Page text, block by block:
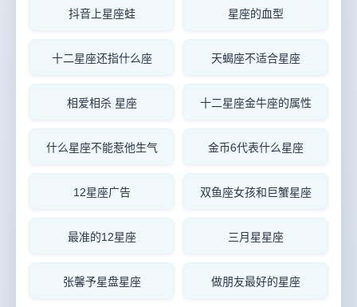
抖音上星座蛙 星座的血型
十二星座还指什么座 天蝎座不适合星座
相爱相杀 星座 十二星座金牛座的属性
什么星座不能惹他生气 金币6代表什么星座
12星座广告 双鱼座女孩和巨蟹星座
最准的12星座 三月星星座
张馨予星盘星座 做朋友最好的星座